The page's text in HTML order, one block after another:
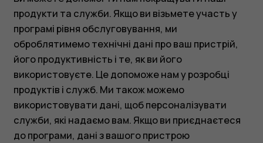
продукти та служби. Якщо ви візьмете участь у
програмі рівня обслуговування, ми
оброблятимемо технічні дані про ваш пристрій,
його продуктивність і те, як ви його
використовуєте. Це допоможе нам у розробці
продуктів і служб. Ми також можемо
використовувати дані, щоб персоналізувати
служби, які надаємо вам. Якщо ви приєднаєтеся
до програми, дані з вашого пристрою